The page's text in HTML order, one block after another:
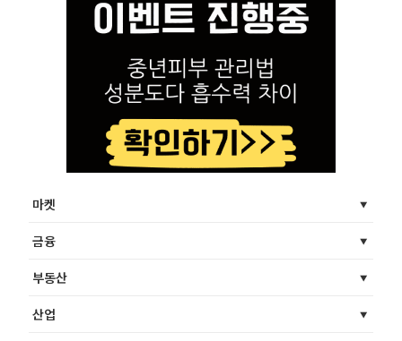
마켓
금융
부동산
산업